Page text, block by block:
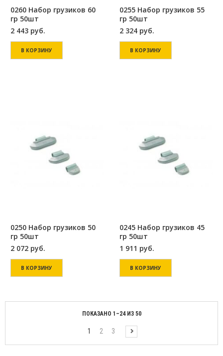
0260 Набор грузиков 60
гр 50шт
2 443 руб.
В КОРЗИНУ
0255 Набор грузиков 55
гр 50шт
2 324 руб.
В КОРЗИНУ
0250 Набор грузиков 50
гр 50шт
2 072 руб.
В КОРЗИНУ
0245 Набор грузиков 45
гр 50шт
1 911 руб.
В КОРЗИНУ
ПОКАЗАНО 1–24 ИЗ 50
1 2 3